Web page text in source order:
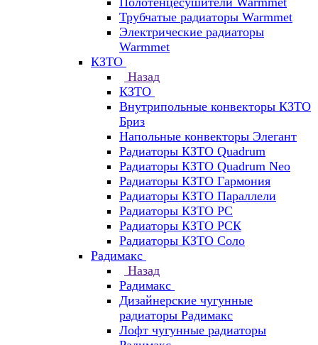
Трубчатые радиаторы Warmmet
Электрические радиаторы
Warmmet
КЗТО
Назад
КЗТО
Внутрипольные конвекторы КЗТО
Бриз
Напольные конвекторы Элегант
Радиаторы КЗТО Quadrum
Радиаторы КЗТО Quadrum Neo
Радиаторы КЗТО Гармония
Радиаторы КЗТО Параллели
Радиаторы КЗТО РС
Радиаторы КЗТО РСК
Радиаторы КЗТО Соло
Радимакс
Назад
Радимакс
Дизайнерские чугунные
радиаторы Радимакс
Лофт чугунные радиаторы